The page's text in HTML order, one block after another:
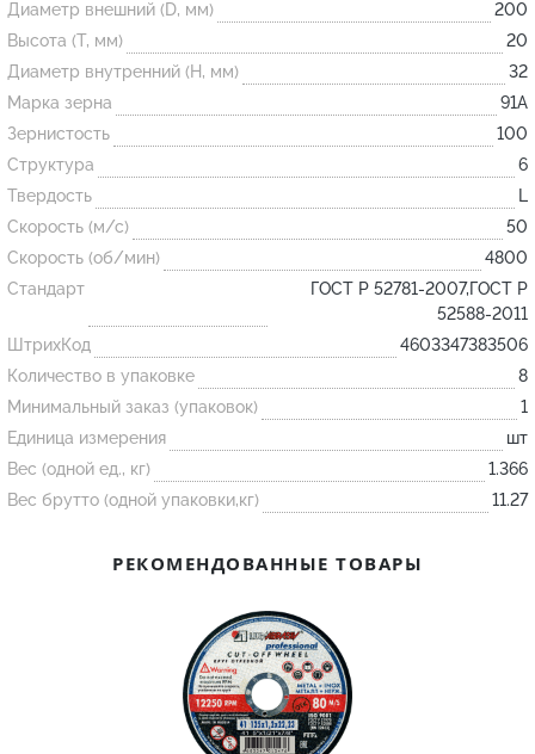
Огнеупорные
изделия
Скачать каталог
Тигель
Муфель
Черпак
Шербер
Трубка
Стержень
Пробка
Подставка
Лодочка
Контакт
Огнеупорная SiC смесь
Диаметр внешний (D, мм)
200
Высота (T, мм)
20
Диаметр внутренний (H, мм)
32
Марка зерна
91А
Зернистость
100
Структура
6
Твердость
L
Скорость (м/с)
50
Скорость (об/мин)
4800
Стандарт
ГОСТ Р 52781-2007,ГОСТ Р
52588-2011
ШтрихКод
4603347383506
Количество в упаковке
8
Минимальный заказ (упаковок)
1
Единица измерения
шт
Вес (одной ед., кг)
1.366
Вес брутто (одной упаковки,кг)
11.27
РЕКОМЕНДОВАННЫЕ ТОВАРЫ